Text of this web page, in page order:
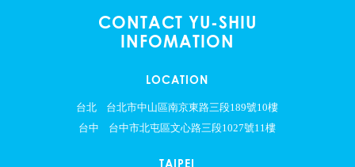
CONTACT YU-SHIU
INFOMATION
LOCATION
台北
台北市中山區南京東路三段189號10樓
台中
台中市北屯區文心路三段1027號11樓
TAIPEI